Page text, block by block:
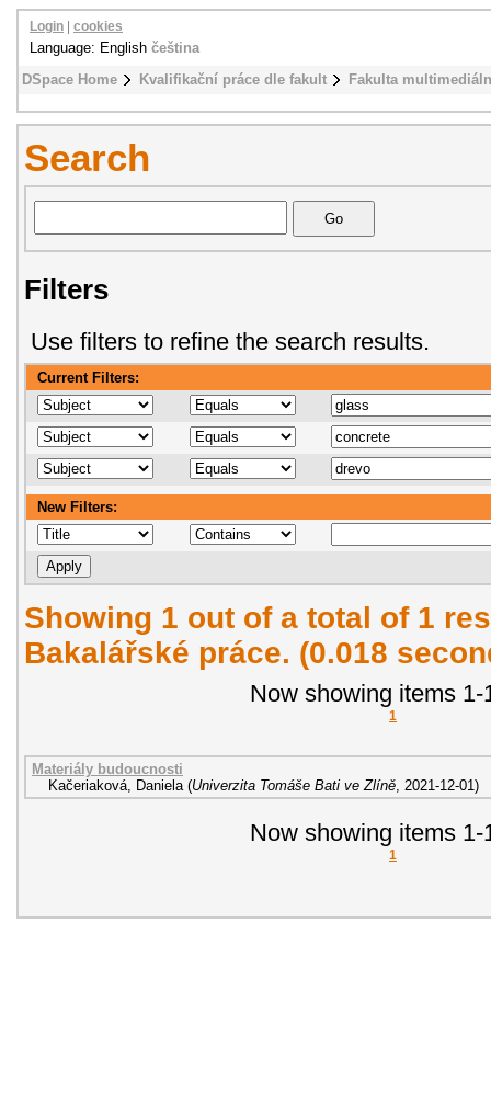
DSpace Home Kvalifikační práce dle fakult Fakulta
Login cookies
Language: English čeština
Search
Filters
Use filters to refine the search results.
Current Filters:
New Filters:
Showing 1 out of a total of 1
Bakalářské práce. (0.018
Now showing items 1-
1
Materiály budoucnosti
Kačeriaková, Daniela (Univerzita Tomáše Bati ve Zlíně, 2021-12-01)
Now showing items 1-
1